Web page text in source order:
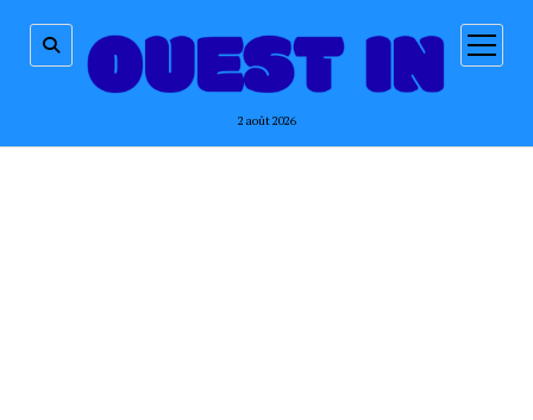
2 août 2026
ouvrir
menu